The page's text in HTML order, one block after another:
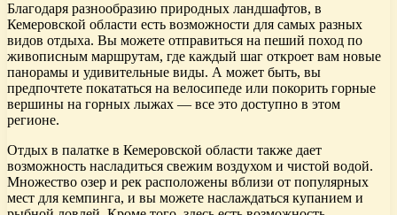
Благодаря разнообразию природных ландшафтов, в
Кемеровской области есть возможности для самых разных
видов отдыха. Вы можете отправиться на пеший поход по
живописным маршрутам, где каждый шаг откроет вам новые
панорамы и удивительные виды. А может быть, вы
предпочтете покататься на велосипеде или покорить горные
вершины на горных лыжах — все это доступно в этом
регионе.
Отдых в палатке в Кемеровской области также дает
возможность насладиться свежим воздухом и чистой водой.
Множество озер и рек расположены вблизи от популярных
мест для кемпинга, и вы можете наслаждаться купанием и